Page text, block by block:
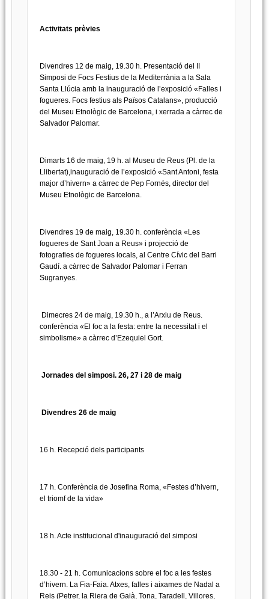
Activitats prèvies
Divendres 12 de maig, 19.30 h. Presentació del II
Simposi de Focs Festius de la Mediterrània a la Sala
Santa Llúcia amb la inauguració de l’exposició «Falles i
fogueres. Focs festius als Països Catalans», producció
del Museu Etnològic de Barcelona, i xerrada a càrrec de
Salvador Palomar.
Dimarts 16 de maig, 19 h. al Museu de Reus (Pl. de la
Llibertat),inauguració de l’exposició «Sant Antoni, festa
major d’hivern» a càrrec de Pep Fornés, director del
Museu Etnològic de Barcelona.
Divendres 19 de maig, 19.30 h. conferència «Les
fogueres de Sant Joan a Reus» i projecció de
fotografies de fogueres locals, al Centre Cívic del Barri
Gaudí. a càrrec de Salvador Palomar i Ferran
Sugranyes.
Dimecres 24 de maig, 19.30 h., a l’Arxiu de Reus.
conferència «El foc a la festa: entre la necessitat i el
simbolisme» a càrrec d’Ezequiel Gort.
Jornades del simposi. 26, 27 i 28 de maig
Divendres 26 de maig
16 h. Recepció dels participants
17 h. Conferència de Josefina Roma, «Festes d’hivern,
el triomf de la vida»
18 h. Acte institucional d'inauguració del simposi
18.30 - 21 h. Comunicacions sobre el foc a les festes
d’hivern. La Fia-Faia. Atxes, falles i aixames de Nadal a
Reis (Petrer, la Riera de Gaià, Tona, Taradell, Villores,